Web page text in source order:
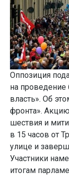
Оппозиция
на
власть». Об
фронта».
шествия и
в 15 часов от
улице и
Участники
итогам